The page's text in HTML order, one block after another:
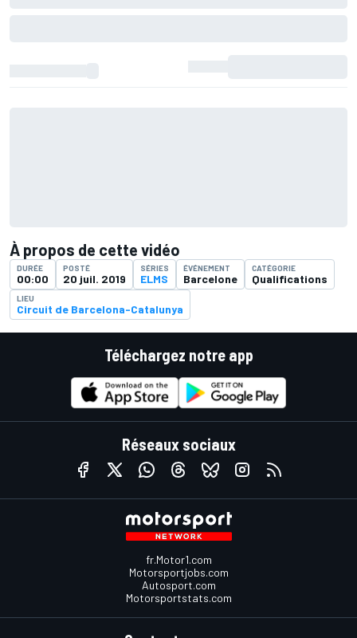
À propos de cette vidéo
DURÉE
00:00
POSTÉ
20 juil. 2019
SÉRIES
ELMS
ÉVÉNEMENT
Barcelone
CATÉGORIE
Qualifications
LIEU
Circuit de Barcelona-Catalunya
Téléchargez notre app
Réseaux sociaux
fr.Motor1.com
Motorsportjobs.com
Autosport.com
Motorsportstats.com